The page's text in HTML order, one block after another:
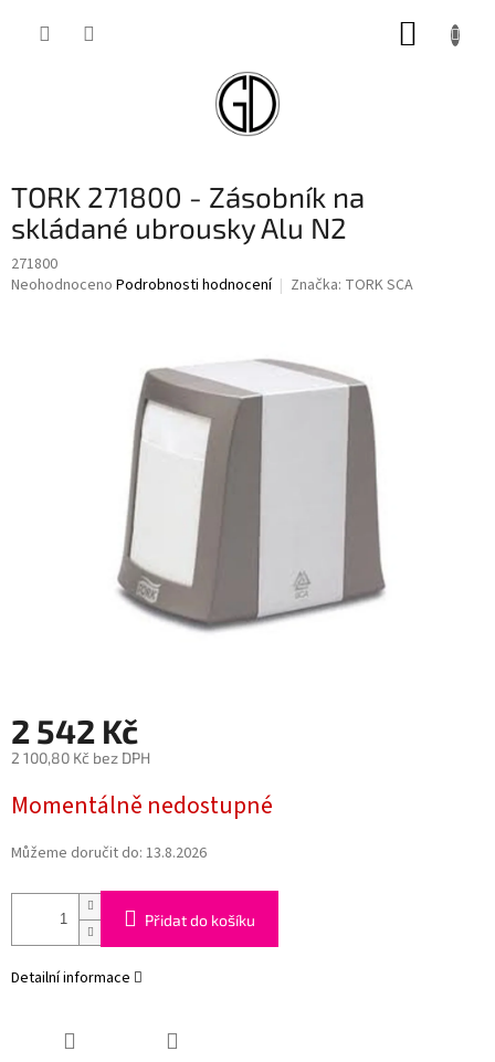
TORK 271800 - Zásobník na
skládané ubrousky Alu N2
271800
Průměrné
Neohodnoceno Podrobnosti hodnocení Značka: TORK SCA
2 542 Kč
2 100,80 Kč bez DPH
cena:
Momentálně nedostupné
Můžeme doručit do: 13.8.2026
Přidat do košíku
Detailní informace